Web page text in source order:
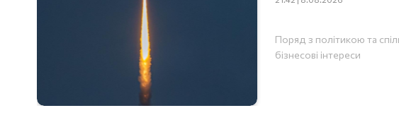
Поряд з політикою та
бізнесові інтереси